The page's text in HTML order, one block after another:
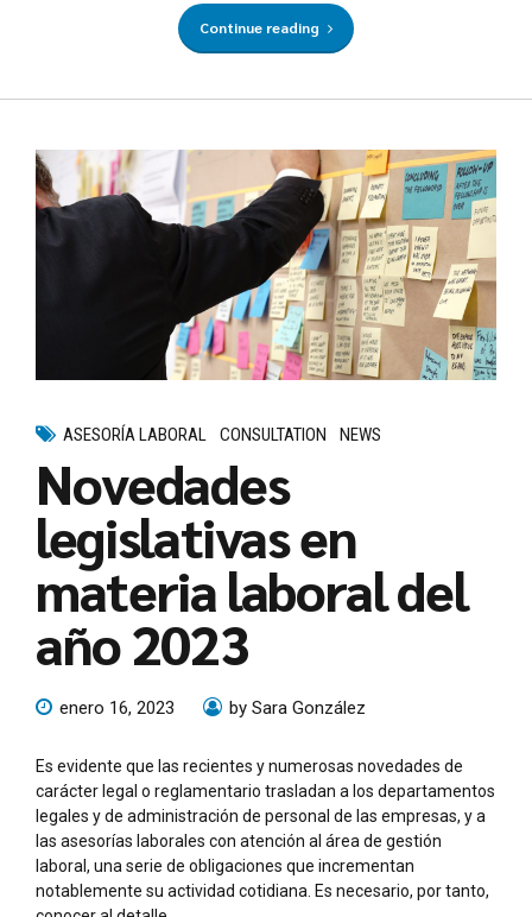
Continue reading
ASESORÍA LABORAL CONSULTATION NEWS
Novedades
legislativas en
materia laboral del
año 2023
enero 16, 2023 by Sara González
Es evidente que las recientes y numerosas novedades de
carácter legal o reglamentario trasladan a los departamentos
legales y de administración de personal de las empresas, y a
las asesorías laborales con atención al área de gestión
laboral, una serie de obligaciones que incrementan
notablemente su actividad cotidiana. Es necesario, por tanto,